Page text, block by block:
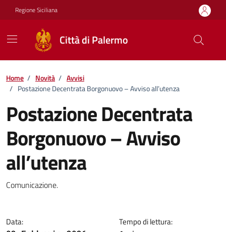
Vai ai contenuti
Vai al footer
Regione Siciliana
Città di Palermo
Home / Novità / Avvisi
/ Postazione Decentrata Borgonuovo – Avviso all’utenza
Postazione Decentrata
Borgonuovo – Avviso
all’utenza
Dettagli della notizia
Comunicazione.
Data: Tempo di lettura: